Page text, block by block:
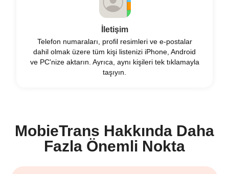
İletişim
Telefon numaraları, profil resimleri ve e-postalar
dahil olmak üzere tüm kişi listenizi iPhone, Android
ve PC'nize aktarın. Ayrıca, aynı kişileri tek tıklamayla
taşıyın.
MobieTrans Hakkında Daha
Fazla Önemli Nokta